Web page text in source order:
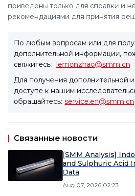
приведены только для справки и
рекомендациями для принятия
По любым вопросам или для
дополнительной информации,
свяжитесь: lemonzhao@smm.cn
Для получения дополнительной
доступе к нашим
обращайтесь: service.en@smm.cn
Связанные новости
[SMM Analysis]
and Sulphuric Acid
Data
Aug 07, 2026 02:23